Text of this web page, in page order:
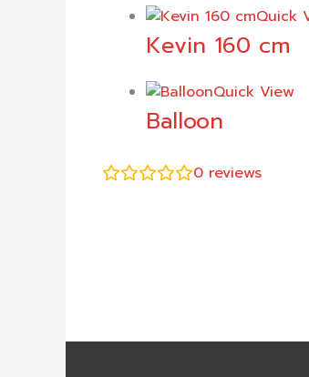
Quick
Kevin 160 cm
Quick View
Balloon
0 reviews